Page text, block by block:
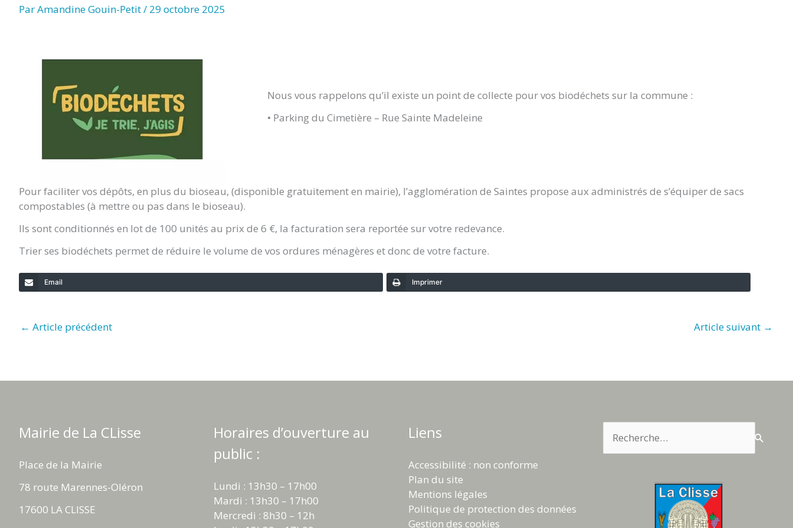
ParAmandine Gouin-Petit/ 29 octobre 2025
Nous vous rappelons qu’il existe un point de collecte pour vos biodéchets sur la commune :
• Parking du Cimetière – Rue Sainte Madeleine
Pour faciliter vos dépôts, en plus du bioseau, (disponible gratuitement en mairie), l’agglomération de Saintes propose aux administrés de s’équiper de sacs
compostables (à mettre ou pas dans le bioseau).
Ils sont conditionnés en lot de 100 unités au prix de 6 €, la facturation sera reportée sur votre redevance.
Trier ses biodéchets permet de réduire le volume de vos ordures ménagères et donc de votre facture.
Email Imprimer
← Article précédent Article suivant →
Mairie de La CLisse
Place de la Mairie
78 route Marennes-Oléron
17600 LA CLISSE
Horaires d’ouverture au
public :
Lundi : 13h30 – 17h00
Mardi : 13h30 – 17h00
Mercredi : 8h30 – 12h
Liens
Accessibilité : non conforme
Plan du site
Mentions légales
Politique de protection des données
Gestion des cookies